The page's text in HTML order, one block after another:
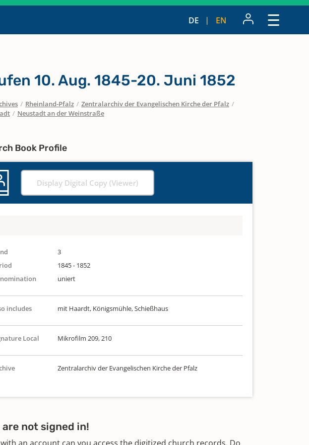
DE EN
10. Aug. 1845-20. Juni 1852
/ Rheinland-Pfalz / Zentralarchiv der Evangelischen Kirche der Pfalz /
/ Neustadt an der Weinstraße
Book Profile
Display Digital Copy (Viewer)
3
1845 - 1852
uniert
includes mit Haardt, Königsmühle, Schießhaus
Local Mikrofilm 209, 210
Zentralarchiv der Evangelischen Kirche der Pfalz
are not signed in!